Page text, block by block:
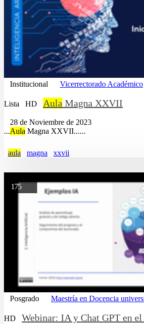
Institucional Vicerrectorado Académico
Lista HD Aula Magna XXVII
28 de Noviembre de 2023
...Aula Magna XXVII......
aula magna xxvii
175
Posgrado Maestría en Docencia
HD Webinar: IA y Chat GPT en el